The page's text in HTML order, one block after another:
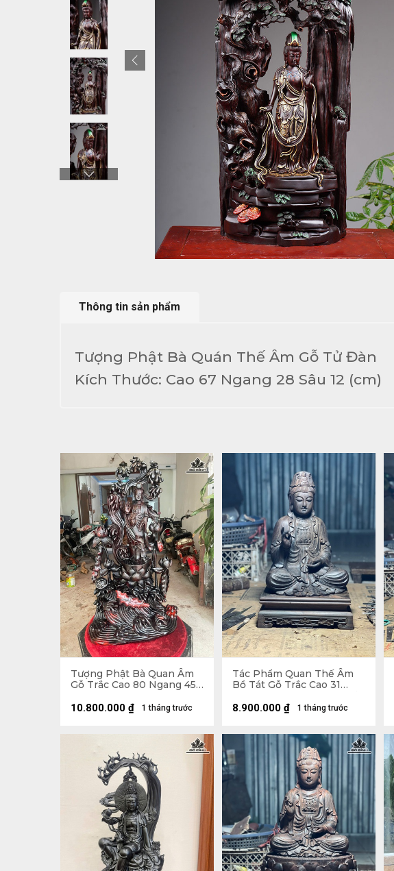
Thông tin sản phẩm
Tượng Phật Bà Quán Thế Âm Gỗ Tử Đàn
Kích Thước: Cao 67 Ngang 28 Sâu 12 (cm)
Tượng Phật Bà Quan Âm
Gỗ Trắc Cao 80 Ngang 45
1 tháng trước
10.800.000 ₫
Tác Phẩm Quan Thế Âm
Bồ Tát Gỗ Trắc Cao 31
22x22x7 (cm)1 tháng trước
8.900.000 ₫